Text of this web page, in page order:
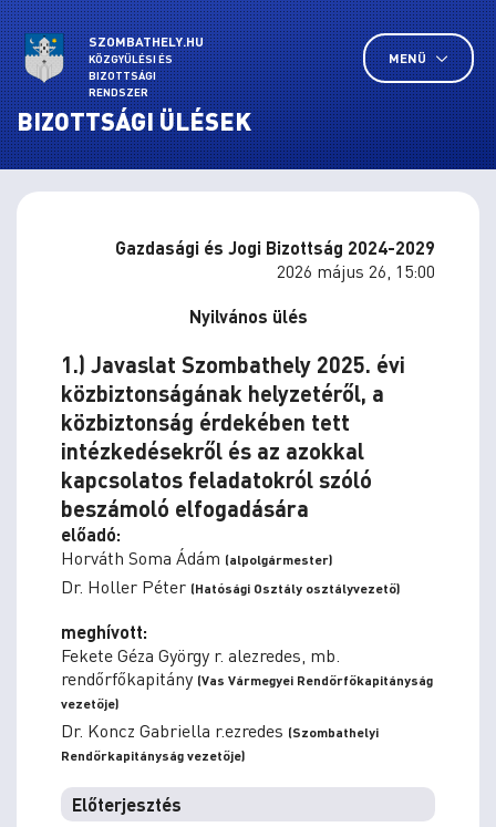
SZOMBATHELY.HU
KÖZGYŰLÉSI ÉS
BIZOTTSÁGI
RENDSZER
MENÜ
BIZOTTSÁGI ÜLÉSEK
Gazdasági és Jogi Bizottság 2024-2029
2026 május 26, 15:00
Nyilvános ülés
1.) Javaslat Szombathely 2025. évi
közbiztonságának helyzetéről, a
közbiztonság érdekében tett
intézkedésekről és az azokkal
kapcsolatos feladatokról szóló
beszámoló elfogadására
előadó:
Horváth Soma Ádám (alpolgármester)
Dr. Holler Péter (Hatósági Osztály osztályvezető)
meghívott:
Fekete Géza György r. alezredes, mb.
rendőrfőkapitány (Vas Vármegyei Rendőrfőkapitányság
vezetője)
Dr. Koncz Gabriella r.ezredes (Szombathelyi
Rendőrkapitányság vezetője)
Előterjesztés